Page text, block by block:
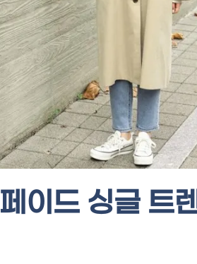
페이드 싱글 트